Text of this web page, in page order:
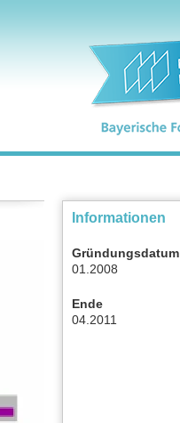
Informationen
Gründungsdatum
01.2008
Ende
04.2011